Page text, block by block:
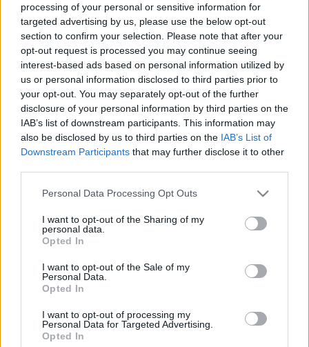
processing of your personal or sensitive information for
targeted advertising by us, please use the below opt-out
section to confirm your selection. Please note that after your
opt-out request is processed you may continue seeing
interest-based ads based on personal information utilized by
us or personal information disclosed to third parties prior to
your opt-out. You may separately opt-out of the further
disclosure of your personal information by third parties on the
IAB’s list of downstream participants. This information may
also be disclosed by us to third parties on the IAB’s List of
Downstream Participants that may further disclose it to other
Please note that this website/app uses one or more Google
not limited to your visit or usage behaviour. You may click to
grant or deny consent to Google and its third-party tags to
use your data for below specified purposes in below Google
consent section.
Personal Data Processing Opt Outs
I want to opt-out of the Sharing of my
personal data.
Opted In
I want to opt-out of the Sale of my
Personal Data.
Opted In
I want to opt-out of processing my
Personal Data for Targeted Advertising.
Opted In
színdarabjából forgatott
Lőporos hordó
lett a legjobb
európai film a kritikusok (Fipresci) szerint, két évvel később
Csodák idejea spanyolországi San Sebastián
filmfesztiválján elnyerte a kritikusok díját. 2001-ben a
Variety folyóirat az év öt legjobb rendezője köré
sorolta. Paskaljevic 2002-ben elsőként nyerte el a Bernhard
Wicki-díjat, a német filmkészítők békedíját az alkotásait
átszövő humanizmusért. 2007-ben a francia Művészeti és
Irodalmi Renddel tüntették ki. A Jugoszlávia szétesését
kísérő 1991-es délszláv háború kezdetén, Slobodan
bírálta a szerb nacionalizmust. A Milosevic által irányított
média kampányának hatására a rendező halálos
fenyegetéseket kapott, ezért Franciaországba emigrált. Az
utóbbi időben felváltva élt Párizsban és Belgrádban.
Kiemelt kép:Argentin tangó